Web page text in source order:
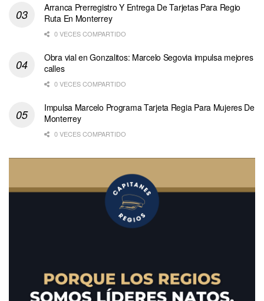
Arranca Prerregistro Y Entrega De Tarjetas Para Regio
Ruta En Monterrey
0 VECES COMPARTIDO
Obra vial en Gonzalitos: Marcelo Segovia impulsa mejores
calles
0 VECES COMPARTIDO
Impulsa Marcelo Programa Tarjeta Regia Para Mujeres De
Monterrey
0 VECES COMPARTIDO